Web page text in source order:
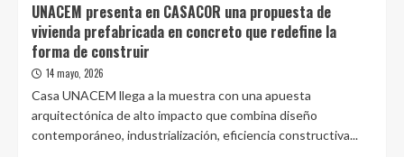
año,
más
del
de
la
recaudación
total
impulsa
la
colaboración
abierta
el
diseño
asistido
UNACEM presenta en CASACOR una propuesta de
vivienda prefabricada en concreto que redefine la
forma de construir
14 mayo, 2026
Casa UNACEM llega a la muestra con una apuesta
arquitectónica de alto impacto que combina diseño
contemporáneo, industrialización, eficiencia constructiva...